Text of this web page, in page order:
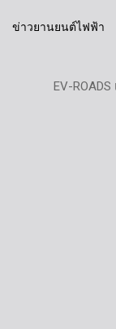
ข่าวยานยนต์ไฟฟ้า
EV-